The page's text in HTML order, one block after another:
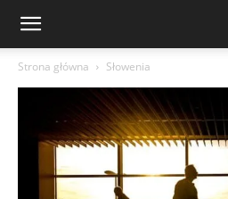
Strona główna Słowenia